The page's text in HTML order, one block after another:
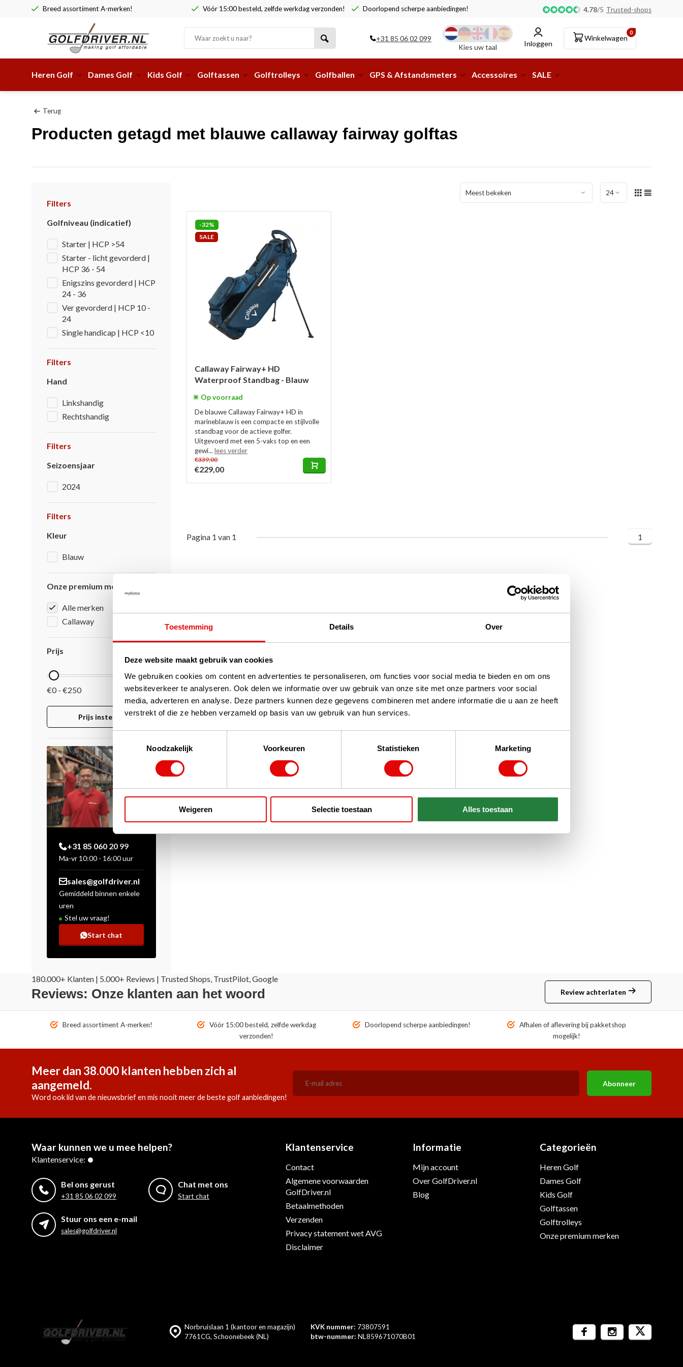
Toestemming Details Over
Deze website maakt gebruik van cookies
We gebruiken cookies om content en advertenties te personaliseren, om functies voor social media te bieden en om ons
websiteverkeer te analyseren. Ook delen we informatie over uw gebruik van onze site met onze partners voor social
media, adverteren en analyse. Deze partners kunnen deze gegevens combineren met andere informatie die u aan ze heeft
verstrekt of die ze hebben verzameld op basis van uw gebruik van hun services.
Noodzakelijk
Voorkeuren Statistieken Marketing
Weigeren Selectie toestaan Alles toestaan
Breed assortiment A-merken! Vóór 15:00 besteld, zelfde werkdag verzonden! Doorlopend scherpe aanbiedingen! Afhalen of aflevering bij pakketshop mogelijk!
4.78/5 Trusted-shops
+31 85 06 02 099
Kies uw taal
Inloggen
0
Winkelwagen
Heren Golf Dames Golf Kids Golf Golftassen Golftrolleys Golfballen GPS & Afstandsmeters Accessoires SALE
Terug
Producten getagd met blauwe callaway fairway golftas
Filters
Golfniveau (indicatief)
Starter | HCP >54
Starter - licht gevorderd |
HCP 36 - 54
Enigszins gevorderd | HCP
24 - 36
Ver gevorderd | HCP 10 -
24
Single handicap | HCP <10
Filters
Hand
Linkshandig
Rechtshandig
Filters
Seizoensjaar
2024
Filters
Kleur
Blauw
Onze premium merken
Alle merken
Callaway
Prijs
€0 - €250
Prijs instellen
+31 85 060 20 99
Ma-vr 10:00 - 16:00 uur
sales@golfdriver.nl
Gemiddeld binnen enkele
uren
Stel uw vraag!
Start chat
-32%
SALE
Callaway Fairway+ HD
Waterproof Standbag - Blauw
Op voorraad
De blauwe Callaway Fairway+ HD in
marineblauw is een compacte en stijlvolle
standbag voor de actieve golfer.
Uitgevoerd met een 5-vaks top en een
gewi... lees verder
€339,00
€229,00
Pagina 1 van 1 1
180.000+ Klanten | 5.000+ Reviews | Trusted Shops, TrustPilot, Google
Reviews: Onze klanten aan het woord Review achterlaten
Breed assortiment A-merken!
Vóór 15:00 besteld, zelfde werkdag
verzonden!
Doorlopend scherpe aanbiedingen!
Afhalen of aflevering bij pakketshop
mogelijk!
Meer dan 38.000 klanten hebben zich al
aangemeld.
Word ook lid van de nieuwsbrief en mis nooit meer de beste golf aanbiedingen!
Abonneer
Waar kunnen we u mee helpen?
Klantenservice:
Bel ons gerust
+31 85 06 02 099
Chat met ons
Start chat
Stuur ons een e-mail
sales@golfdriver.nl
Klantenservice
Contact
Algemene voorwaarden
GolfDriver.nl
Betaalmethoden
Verzenden
Privacy statement wet AVG
Disclaimer
Informatie
Mijn account
Over GolfDriver.nl
Blog
Categorieën
Heren Golf
Dames Golf
Kids Golf
Golftassen
Golftrolleys
Onze premium merken
Norbruislaan 1 (kantoor en magazijn)
7761CG, Schoonebeek (NL)
KVK nummer: 73807591
btw-nummer: NL859671070B01